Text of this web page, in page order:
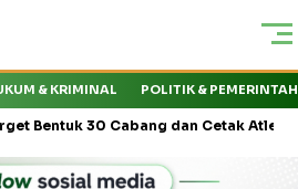
& KRIMINAL POLITIK &
30 Cabang dan Cetak Atlet Nasional